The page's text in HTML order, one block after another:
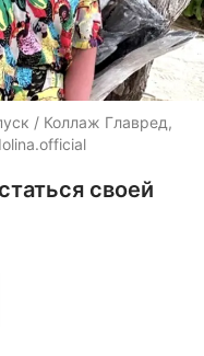
/ Коллаж Главред,
своей